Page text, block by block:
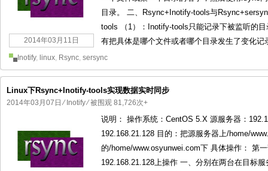
2014年03月11日
目录。 二、Rsync+Inotify-tools与
tools （1）：Inotify-tools只能记录下被监听的
有把具体是哪个文件或者哪个目录发生了变化记
Inotify, linux, Rsync, sersync
Linux下Rsync+Inotify-tools实现数据实时同步
2014年03月07日 ⁄ Inotify⁄ 被围观 81,726次+
说明： 操作系统：CentOS 5.X 源服务器：
192.168.21.128 目的：把源服务器上/home/
的/home/www.osyunwei.com下 具体操作： 第
192.168.21.128上操作 一、分别在两台在目标